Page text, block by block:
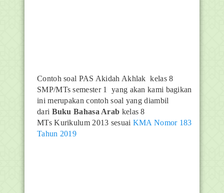
Contoh soal PAS Akidah Akhlak kelas 8
SMP/MTs semester 1 yang akan kami bagikan
ini merupakan contoh soal yang diambil
dari Buku Bahasa Arab kelas 8
MTs Kurikulum 2013 sesuai KMA Nomor 183
Tahun 2019